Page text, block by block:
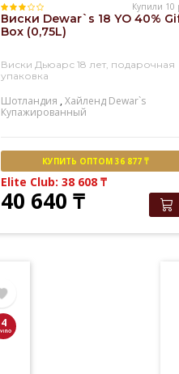
Купили 10
Виски Dewar`s 18 YO 40%
Box (0,75L)
Виски Дьюарс 18 лет, подарочная
упаковка
Шотландия ,Хайленд Dewar`s
Купажированный
КУПИТЬ ОПТОМ 36 877 ₸
Elite Club: 38 608₸
40 640₸
4